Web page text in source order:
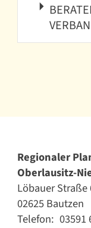
Regionaler
Oberlausitz-
Löbauer Straße
02625 Bautzen
Telefon: 03591